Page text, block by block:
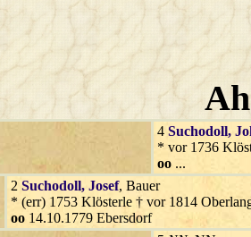
4 Suchodoll,
* vor 1736
oo ...
2 Suchodoll, Josef, Bauer
* (err) 1753 Klösterle † vor 1814
oo 14.10.1779 Ebersdorf